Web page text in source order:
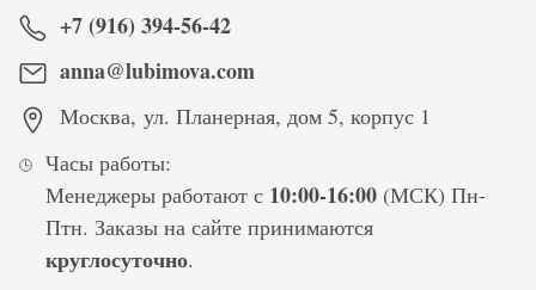
+7 (916) 394-56-42
anna@lubimova.com
Москва, ул. Планерная, дом 5, корпус 1
Часы работы:
Менеджеры работают с 10:00-16:00(МСК) Пн-
Птн. Заказы на сайте принимаются
круглосуточно.